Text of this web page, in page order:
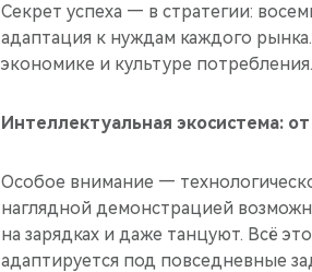
Секрет успеха — в стратегии:
адаптация к нуждам каждого
экономике и культуре потребления.
Интеллектуальная экосистема:
Особое внимание —
наглядной демонстрацией
на зарядках и даже танцуют. Всё
адаптируется под повседневные